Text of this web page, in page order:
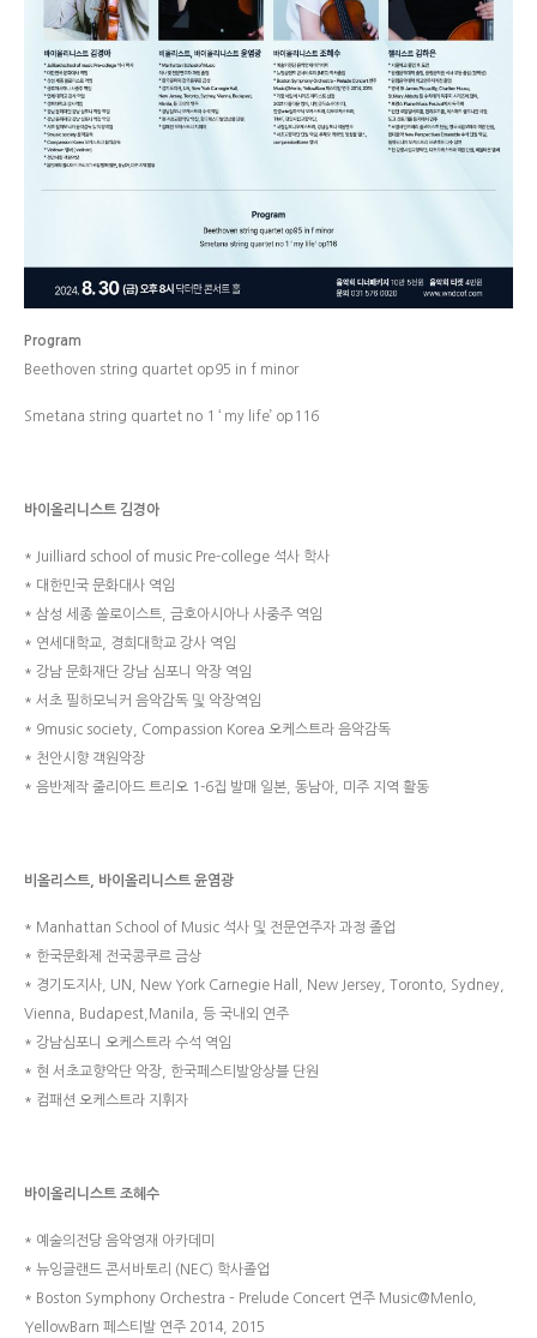
Program
Beethoven string quartet op95 in f minor
Smetana string quartet no 1 ‘ my life’ op116
바이올리니스트 김경아
* Juilliard school of music Pre-college 석사 학사
* 대한민국 문화대사 역임
* 삼성 세종 쏠로이스트, 금호아시아나 사중주 역임
* 연세대학교, 경희대학교 강사 역임
* 강남 문화재단 강남 심포니 악장 역임
* 서초 필하모닉커 음악감독 및 악장역임
* 9music society, Compassion Korea 오케스트라 음악감독
* 천안시향 객원악장
* 음반제작 줄리아드 트리오 1-6집 발매 일본, 동남아, 미주 지역 활동
비올리스트, 바이올리니스트 윤염광
* Manhattan School of Music 석사 및 전문연주자 과정 졸업
* 한국문화제 전국콩쿠르 금상
* 경기도지사, UN, New York Carnegie Hall, New Jersey, Toronto, Sydney,
Vienna, Budapest,Manila, 등 국내외 연주
* 강남심포니 오케스트라 수석 역임
* 현 서초교향악단 악장, 한국페스티발앙상블 단원
* 컴패션 오케스트라 지휘자
바이올리니스트 조혜수
* 예술의전당 음악영재 아카데미
* 뉴잉글랜드 콘서바토리 (NEC) 학사졸업
* Boston Symphony Orchestra – Prelude Concert 연주 Music@Menlo,
YellowBarn 페스티발 연주 2014, 2015